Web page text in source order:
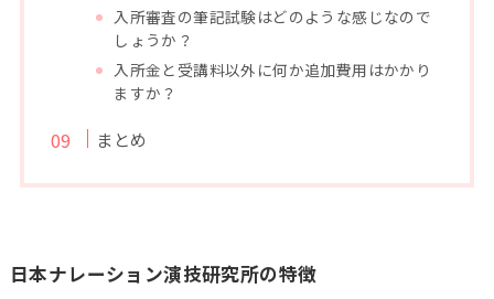
入所審査の筆記試験はどのような感じなので
しょうか？
入所金と受講料以外に何か追加費用はかかり
ますか？
まとめ
日本ナレーション演技研究所の特徴